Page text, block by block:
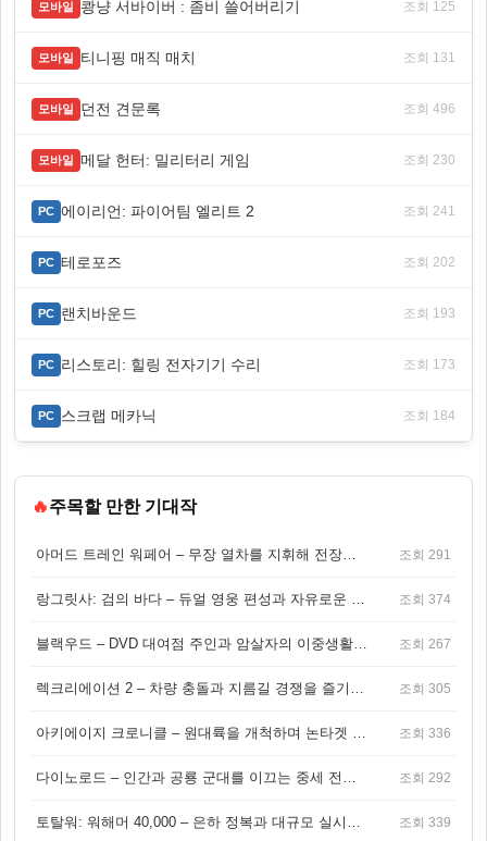
모바일 쾅냥 서바이버 : 좀비 쓸어버리기 조회 125
모바일 티니핑 매직 매치 조회 131
모바일 던전 견문록 조회 496
모바일 메달 헌터: 밀리터리 게임 조회 230
PC 에이리언: 파이어팀 엘리트 2 조회 241
PC 테로포즈 조회 202
PC 랜치바운드 조회 193
PC 리스토리: 힐링 전자기기 수리 조회 173
PC 스크랩 메카닉 조회 184
🔥주목할 만한 기대작
아머드 트레인 워페어 – 무장 열차를 지휘해 전장을 돌파하는 생존 전투 게임 조회 291
랑그릿사: 검의 바다 – 듀얼 영웅 편성과 자유로운 탐험을 결합한 판타지 전략 RPG 조회 374
블랙우드 – DVD 대여점 주인과 암살자의 이중생활을 그린 3인칭 액션 스릴러 게임 조회 267
렉크리에이션 2 – 차량 충돌과 지름길 경쟁을 즐기는 오픈월드 아케이드 레이싱 게임 조회 305
아키에이지 크로니클 – 원대륙을 개척하며 논타겟 전투를 즐기는 오픈월드 MMORPG 조회 336
다이노로드 – 인간과 공룡 군대를 이끄는 중세 전략 액션 RPG 조회 292
토탈워: 워해머 40,000 – 은하 정복과 대규모 실시간 전투가 결합된 전략 게임! 조회 339